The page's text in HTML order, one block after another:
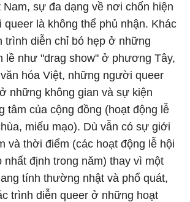
sự đa dạng về nơi chốn hiện
là không thể phủ nhận. Khác
trình diễn chỉ bó hẹp ở những
lề như "drag show" ở phương Tây,
hóa Việt, những người queer
những không gian và sự kiện
tâm của cộng đồng (hoạt động lễ
miếu mạo). Dù vẫn có sự giới
và thời điểm (các hoạt động lễ hội
nhất định trong năm) thay vì một
tính thường nhật và phổ quát,
trình diễn queer ở những hoạt